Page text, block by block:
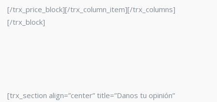
[/trx_price_block][/trx_column_item][/trx_columns]
[/trx_block]
[trx_section align=”center” title=”Danos tu opinión”